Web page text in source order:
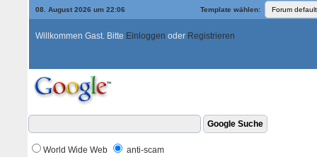
08. August 2026 um 22:06 Template wählen:
Willkommen Gast. Bitte Einloggen oder Registrieren
World Wide Web anti-scam